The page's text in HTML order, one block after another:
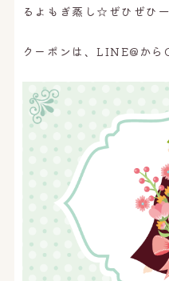
るよもぎ蒸し☆ぜひぜひ
クーポンは、LINE@か